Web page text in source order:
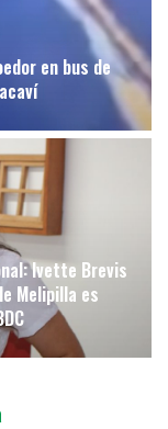
en bus de
Ivette Brevis
Melipilla es